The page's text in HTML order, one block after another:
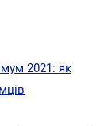
2021: як